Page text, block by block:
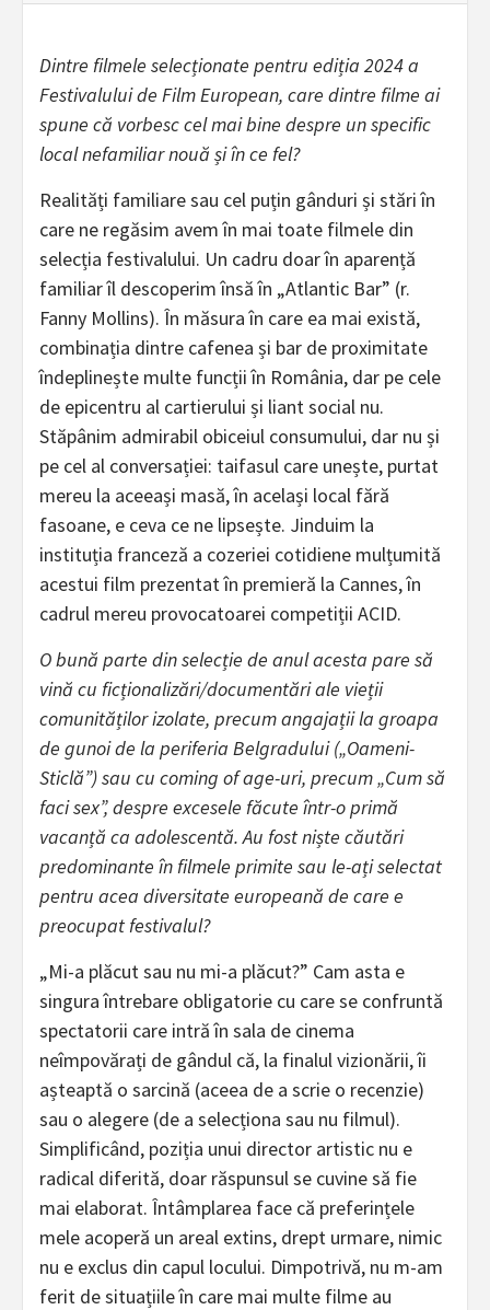
Dintre filmele selecționate pentru ediția 2024 a
Festivalului de Film European, care dintre filme ai
spune că vorbesc cel mai bine despre un specific
local nefamiliar nouă și în ce fel?
Realități familiare sau cel puțin gânduri și stări în
care ne regăsim avem în mai toate filmele din
selecția festivalului. Un cadru doar în aparență
familiar îl descoperim însă în „Atlantic Bar” (r.
Fanny Mollins). În măsura în care ea mai există,
combinația dintre cafenea și bar de proximitate
îndeplinește multe funcții în România, dar pe cele
de epicentru al cartierului și liant social nu.
Stăpânim admirabil obiceiul consumului, dar nu și
pe cel al conversației: taifasul care unește, purtat
mereu la aceeași masă, în același local fără
fasoane, e ceva ce ne lipsește. Jinduim la
instituția franceză a cozeriei cotidiene mulțumită
acestui film prezentat în premieră la Cannes, în
cadrul mereu provocatoarei competiții ACID.⁠
O bună parte din selecție de anul acesta pare să
vină cu ficționalizări/documentări ale vieții
comunităților izolate, precum angajații la groapa
de gunoi de la periferia Belgradului („Oameni-
Sticlă”) sau cu coming of age-uri, precum „Cum să
faci sex”, despre excesele făcute într-o primă
vacanță ca adolescentă. Au fost niște căutări
predominante în filmele primite sau le-ați selectat
pentru acea diversitate europeană de care e
preocupat festivalul?
„Mi-a plăcut sau nu mi-a plăcut?” Cam asta e
singura întrebare obligatorie cu care se confruntă
spectatorii care intră în sala de cinema
neîmpovărați de gândul că, la finalul vizionării, îi
așteaptă o sarcină (aceea de a scrie o recenzie)
sau o alegere (de a selecționa sau nu filmul).
Simplificând, poziția unui director artistic nu e
radical diferită, doar răspunsul se cuvine să fie
mai elaborat. Întâmplarea face că preferințele
mele acoperă un areal extins, drept urmare, nimic
nu e exclus din capul locului. Dimpotrivă, nu m-am
ferit de situațiile în care mai multe filme au